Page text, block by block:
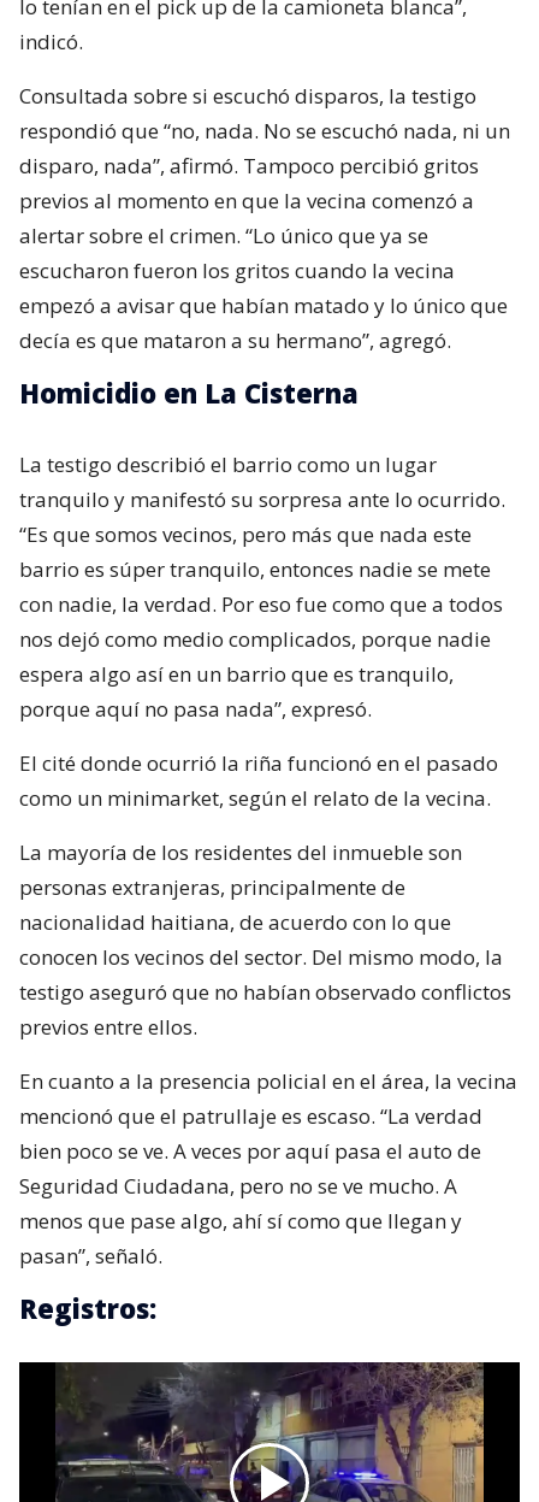
lo tenían en el pick up de la camioneta blanca”,
indicó.
Consultada sobre si escuchó disparos, la testigo
respondió que “no, nada. No se escuchó nada, ni un
disparo, nada”, afirmó. Tampoco percibió gritos
previos al momento en que la vecina comenzó a
alertar sobre el crimen. “Lo único que ya se
escucharon fueron los gritos cuando la vecina
empezó a avisar que habían matado y lo único que
decía es que mataron a su hermano”, agregó.
Homicidio en La Cisterna
La testigo describió el barrio como un lugar
tranquilo y manifestó su sorpresa ante lo ocurrido.
“Es que somos vecinos, pero más que nada este
barrio es súper tranquilo, entonces nadie se mete
con nadie, la verdad. Por eso fue como que a todos
nos dejó como medio complicados, porque nadie
espera algo así en un barrio que es tranquilo,
porque aquí no pasa nada”, expresó.
El cité donde ocurrió la riña funcionó en el pasado
como un minimarket, según el relato de la vecina.
La mayoría de los residentes del inmueble son
personas extranjeras, principalmente de
nacionalidad haitiana, de acuerdo con lo que
conocen los vecinos del sector. Del mismo modo, la
testigo aseguró que no habían observado conflictos
previos entre ellos.
En cuanto a la presencia policial en el área, la vecina
mencionó que el patrullaje es escaso. “La verdad
bien poco se ve. A veces por aquí pasa el auto de
Seguridad Ciudadana, pero no se ve mucho. A
menos que pase algo, ahí sí como que llegan y
pasan”, señaló.
Registros: